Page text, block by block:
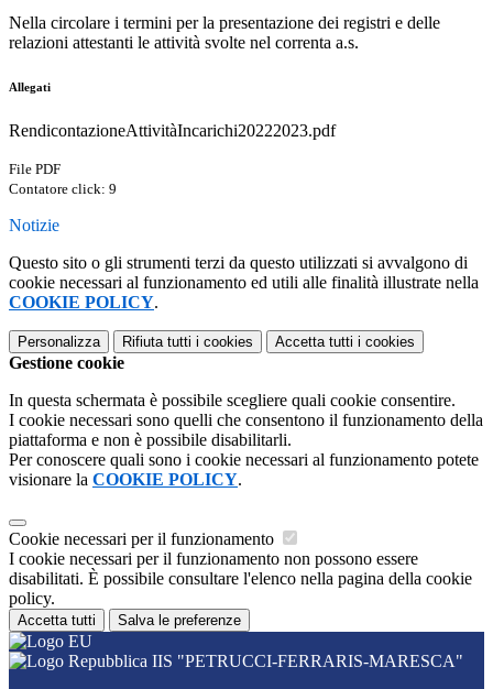
Nella circolare i termini per la presentazione dei registri e delle
relazioni attestanti le attività svolte nel correnta a.s.
Allegati
RendicontazioneAttivitàIncarichi20222023.pdf
File PDF
Contatore click: 9
Notizie
Questo sito o gli strumenti terzi da questo utilizzati si avvalgono di
cookie necessari al funzionamento ed utili alle finalità illustrate nella
COOKIE POLICY.
Personalizza Rifiuta tutti i cookies Accetta tutti i cookies
Gestione cookie
In questa schermata è possibile scegliere quali cookie consentire.
I cookie necessari sono quelli che consentono il funzionamento della
piattaforma e non è possibile disabilitarli.
Per conoscere quali sono i cookie necessari al funzionamento potete
visionare la COOKIE POLICY.
Cookie necessari per il funzionamento
I cookie necessari per il funzionamento non possono essere
disabilitati. È possibile consultare l'elenco nella pagina della cookie
policy.
Accetta tutti Salva le preferenze
IIS "PETRUCCI-FERRARIS-MARESCA"